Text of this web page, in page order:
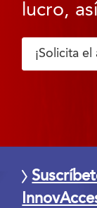
lucro,
¡Solicita